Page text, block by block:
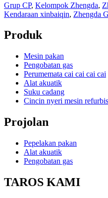
Grup CP, Kelompok Zhengda,
Kendaraan xinbaiqin, Zhengda
Produk
Mesin pakan
Pengobatan gas
Perumemata cai cai cai cai
Alat akuatik
Suku cadang
Cincin nyeri mesin
Projolan
Pepelakan pakan
Alat akuatik
Pengobatan gas
TAROS KAMI